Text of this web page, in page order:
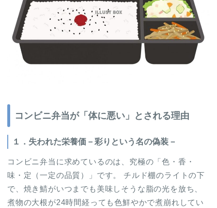
コンビニ弁当が「体に悪い」とされる理由
１．失われた栄養価－彩りという名の偽装－
コンビニ弁当に求めているのは、究極の「色・香・
味・定（一定の品質）」です。 チルド棚のライトの下
で、焼き鯖がいつまでも美味しそうな脂の光を放ち、
煮物の大根が24時間経っても色鮮やかで煮崩れしてい